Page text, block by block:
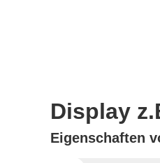
Display
Eigenschaften